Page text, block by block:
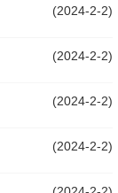
(2024-2-2)
(2024-2-2)
(2024-2-2)
(2024-2-2)